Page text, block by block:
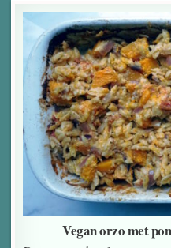
Vegan orzo met